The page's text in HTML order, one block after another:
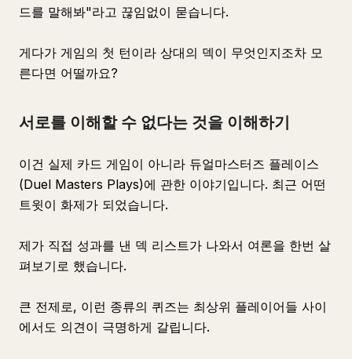
드를 말해봐"라고 끊임없이 묻습니다.
게다가 게임의 첫 턴이라 상대의 덱이 무엇인지조차 모
른다면 어떨까요?
서로를 이해할 수 없다는 것을 이해하기
이건 실제 카드 게임이 아니라 듀얼마스터즈 플레이스
(Duel Masters Plays)에 관한 이야기입니다. 최근 어떤
트윗이 화제가 되었습니다.
제가 직접 성과를 낸 덱 리스트가 나와서 여론을 한번 살
펴보기로 했습니다.
큰 전제로, 이런 종류의 퀴즈는 최상위 플레이어들 사이
에서도 의견이 극명하게 갈립니다.